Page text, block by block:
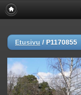
Etusivu / P1170855